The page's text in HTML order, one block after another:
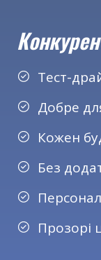
Тест-
Добре
Кожен
Без
Прозорі